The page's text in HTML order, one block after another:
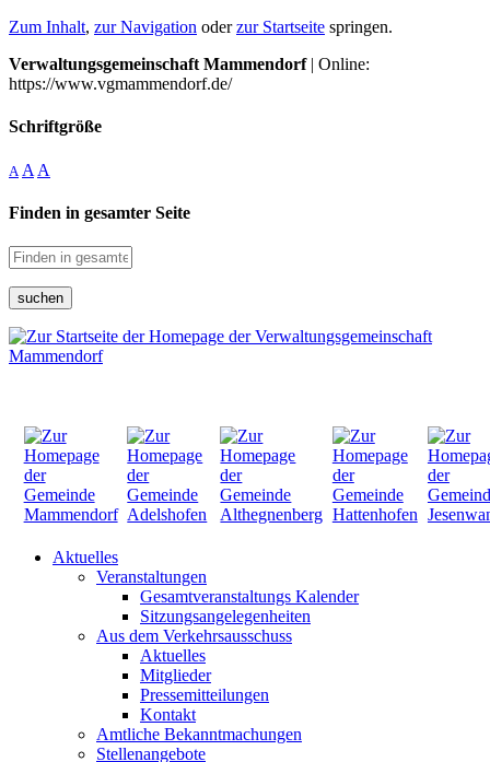
Zum Inhalt, zur Navigation oderzur Startseite springen.
Verwaltungsgemeinschaft Mammendorf| Online:
https://www.vgmammendorf.de/
Schriftgröße
A A A
Finden in gesamter Seite
suchen
Aktuelles
Veranstaltungen
Gesamtveranstaltungs Kalender
Sitzungsangelegenheiten
Aus dem Verkehrsausschuss
Aktuelles
Mitglieder
Pressemitteilungen
Kontakt
Amtliche Bekanntmachungen
Stellenangebote